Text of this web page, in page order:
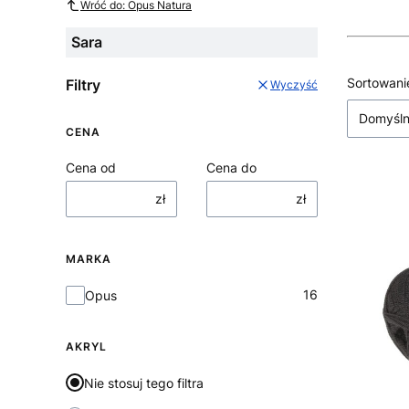
Wróć do: Opus Natura
Sara
Filtry Wyczyść
CENA
Cena od
zł
Cena do
zł
MARKA
Marka
Opus 16
AKRYL
Nie stosuj tego filtra
Lista